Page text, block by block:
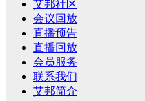
艾邦社区
会议回放
直播预告
直播回放
会员服务
联系我们
艾邦简介